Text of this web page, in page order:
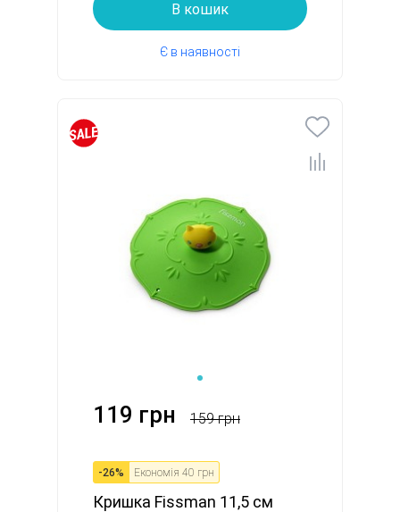
В кошик
Є в наявності
119 грн 159 грн
-26% Економія 40 грн
Кришка Fissman 11,5 см